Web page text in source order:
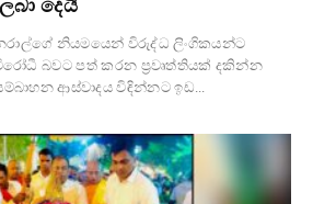
දෙයි
නියමයෙන් විරුද්ධ ලිංගිකයන්ට
බවට පත් කරන ප්‍රවෘත්තියක් දකින්න
ආස්වාදය විඳින්නට ඉඩ...